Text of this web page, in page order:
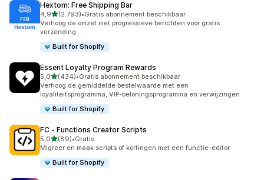
Hextom: Free Shipping Bar
4,9van 5 sterren
(2.793)
2793 recensies in totaal
•Gratis abonnement beschikbaar
Verhoog de omzet met progressieve berichten voor gratis
verzending
Built for Shopify
Essent Loyalty Program Rewards
5,0van 5 sterren
(434)
434 recensies in totaal
•Gratis abonnement beschikbaar
Verhoog de gemiddelde bestelwaarde met een
loyaliteitsprogramma, VIP-beloningsprogramma en verwijzingen
Built for Shopify
FC ‑ Functions Creator Scripts
5,0van 5 sterren
(89)
89 recensies in totaal
•Gratis
Migreer en maak scripts of kortingen met een functie-editor
Built for Shopify